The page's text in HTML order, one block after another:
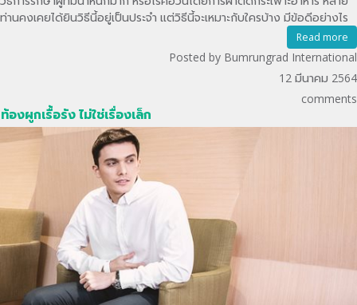
ท่านคงเคยได้ยินวิธีนี้อยู่เป็นประจำ แต่วิธีนี้จะเหมาะกับใครบ้าง มีข้อดีอย่างไร
Read more
Posted by Bumrungrad International
12 มีนาคม 2564
comments
ท้องผูกเรื้อรัง ไม่ใช่เรื่องเล็ก